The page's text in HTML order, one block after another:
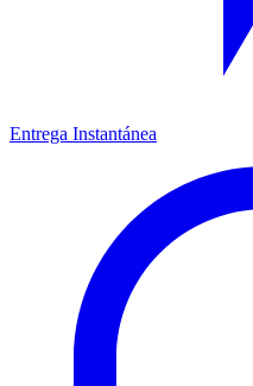
Entrega Instantánea